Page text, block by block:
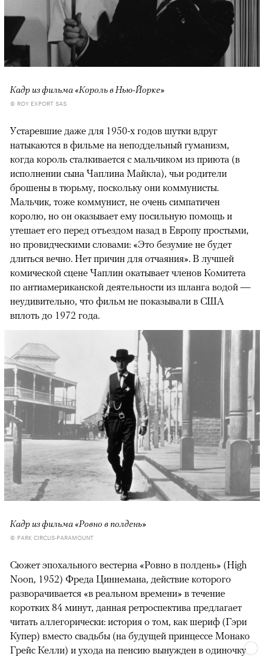
Кадр из фильма «Король в Нью-Йорке»
© ROY EXPORT SAS
Устаревшие даже для 1950-х годов шутки вдруг
натыкаются в фильме на неподдельный гуманизм,
когда король сталкивается с мальчиком из приюта (в
исполнении сына Чаплина Майкла), чьи родители
брошены в тюрьму, поскольку они коммунисты.
Мальчик, тоже коммунист, не очень симпатичен
королю, но он оказывает ему посильную помощь и
утешает его перед отъездом назад в Европу простыми,
но провидческими словами: «Это безумие не будет
длиться вечно. Нет причин для отчаяния». В лучшей
комической сцене Чаплин окатывает членов Комитета
по антиамериканской деятельности из шланга водой —
неудивительно, что фильм не показывали в США
вплоть до 1972 года.
Кадр из фильма «Ровно в полдень»
© PARK CIRCUS-PARAMOUNT
Сюжет эпохального вестерна «Ровно в полдень» (High
Noon, 1952) Фреда Циннемана, действие которого
разворачивается «в реальном времени» в течение
коротких 84 минут, данная ретроспектива предлагает
читать аллегорически: история о том, как шериф (Гэри
Купер) вместо свадьбы (на будущей принцессе Монако
Грейс Келли) и ухода на пенсию вынужден в одиночку